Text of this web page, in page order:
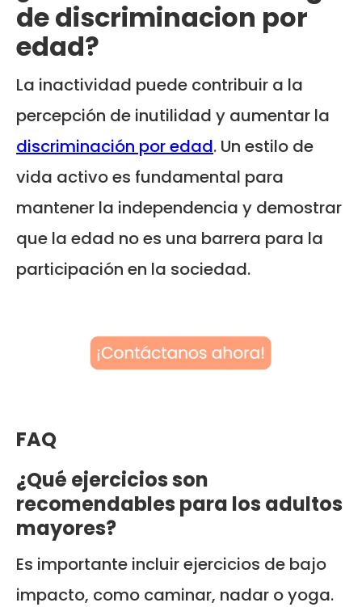
de discriminacion por
edad?
La inactividad puede contribuir a la
percepción de inutilidad y aumentar la
discriminación por edad. Un estilo de
vida activo es fundamental para
mantener la independencia y demostrar
que la edad no es una barrera para la
participación en la sociedad.
FAQ
¿Qué ejercicios son
recomendables para los adultos
mayores?
Es importante incluir ejercicios de bajo
impacto, como caminar, nadar o yoga.